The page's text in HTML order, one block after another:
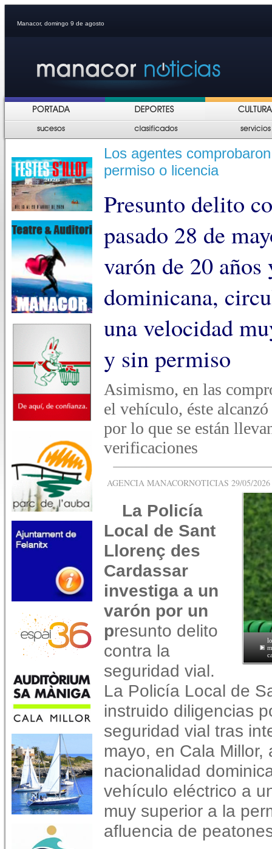
Manacor, domingo 9 de agosto
Los agentes
permiso o licencia
Presunto delito
pasado 28 de
varón de 20
dominicana,
una velocidad
y sin permiso
Asimismo, en las
el vehículo, éste
por lo que se están
verificaciones
AGENCIA MANACORNOTICIAS 29/05/
La Policía
Local de Sant
Llorenç des
Cardassar
investiga a un
varón por un
presunto delito
contra la
seguridad vial.
La Policía Local de
instruido diligencias
seguridad vial tras
mayo, en Cala
nacionalidad
vehículo eléctrico a
muy superior a la
afluencia de